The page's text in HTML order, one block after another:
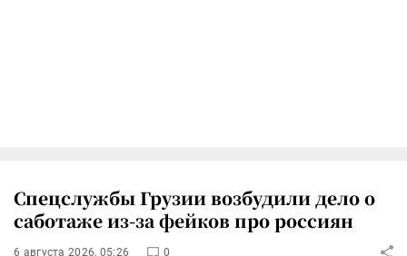
Спецслужбы Грузии возбудили дело о
саботаже из-за фейков про россиян
6 августа 2026, 05:26 0